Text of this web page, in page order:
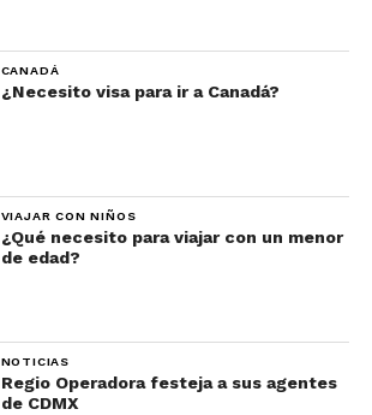
CANADÁ
¿Necesito visa para ir a Canadá?
VIAJAR CON NIÑOS
¿Qué necesito para viajar con un menor
de edad?
NOTICIAS
Regio Operadora festeja a sus agentes
de CDMX